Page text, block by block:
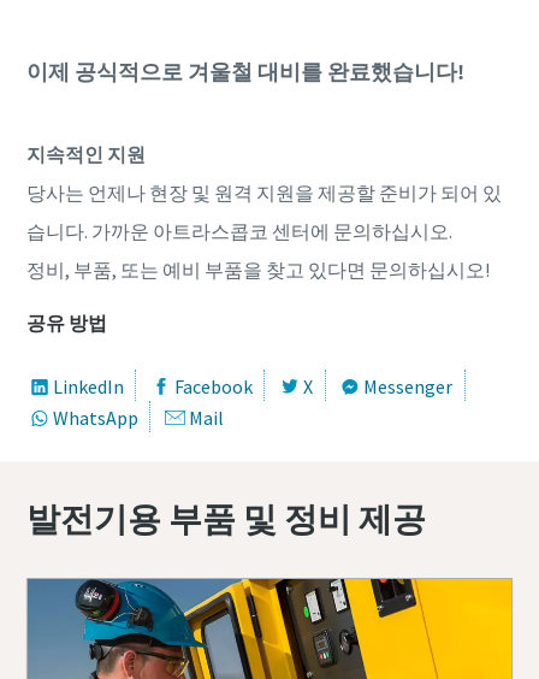
이제 공식적으로 겨울철 대비를 완료했습니다!
지속적인 지원
당사는 언제나 현장 및 원격 지원을 제공할 준비가 되어 있
습니다. 가까운 아트라스콥코 센터에 문의하십시오.
정비, 부품, 또는 예비 부품을 찾고 있다면 문의하십시오!
공유 방법
LinkedIn Facebook X
Messenger
WhatsApp
Mail
발전기용 부품 및 정비 제공